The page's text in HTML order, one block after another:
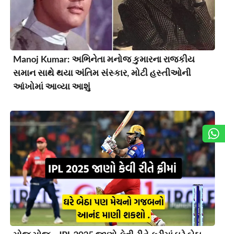
Manoj Kumar: અભિનેતા મનોજ કુમારના રાજકીય
સમાન સાથે થયા અંતિમ સંસ્કાર, મોટી હસ્તીઓની
આંખોમાં આવ્યા આશું